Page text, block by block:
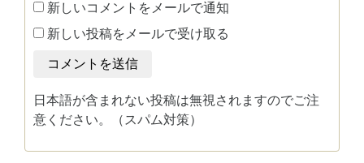
新しいコメントをメールで通知
新しい投稿をメールで受け取る
日本語が含まれない投稿は無視されますのでご注
意ください。（スパム対策）